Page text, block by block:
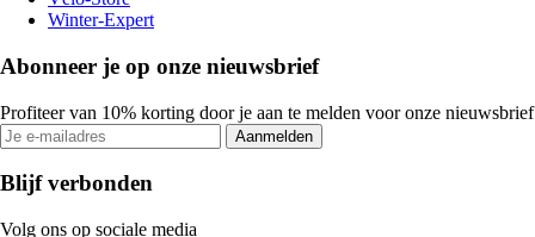
Winter-Expert
Abonneer je op onze nieuwsbrief
Profiteer van 10% korting door je aan te melden voor onze nieuwsbrief
Aanmelden
Blijf verbonden
Volg ons op sociale media